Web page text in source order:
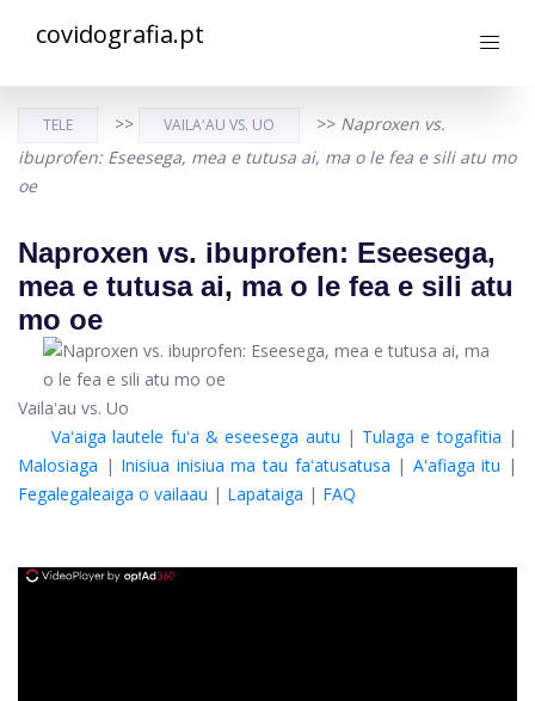
covidografia.pt
TELE >> VAILAʻAU VS. UO >> Naproxen vs.
ibuprofen: Eseesega, mea e tutusa ai, ma o le fea e sili atu mo
oe
Naproxen vs. ibuprofen: Eseesega,
mea e tutusa ai, ma o le fea e sili atu
mo oe
Vailaʻau vs. Uo
Vaʻaiga lautele fuʻa & eseesega autu | Tulaga e togafitia |
Malosiaga | Inisiua inisiua ma tau faʻatusatusa | Aʻafiaga itu |
Fegalegaleaiga o vailaau | Lapataiga | FAQ